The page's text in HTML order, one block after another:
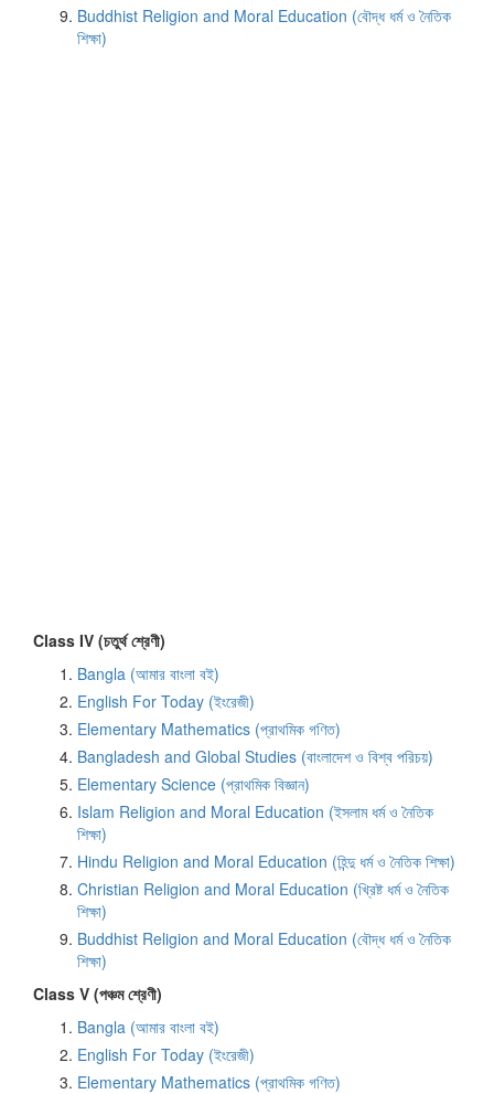
Buddhist Religion and Moral Education (বৌদ্ধ ধর্ম ও নৈতিক
শিক্ষা)
Class IV (চতুর্থ শ্রেণী)
Bangla (আমার বাংলা বই)
English For Today (ইংরেজী)
Elementary Mathematics (প্রাথমিক গণিত)
Bangladesh and Global Studies (বাংলাদেশ ও বিশ্ব পরিচয়)
Elementary Science (প্রাথমিক বিজ্ঞান)
Islam Religion and Moral Education (ইসলাম ধর্ম ও নৈতিক
শিক্ষা)
Hindu Religion and Moral Education (হিন্দু ধর্ম ও নৈতিক শিক্ষা)
Christian Religion and Moral Education (খ্রিষ্ট ধর্ম ও নৈতিক
শিক্ষা)
Buddhist Religion and Moral Education (বৌদ্ধ ধর্ম ও নৈতিক
শিক্ষা)
Class V (পঞ্চম শ্রেণী)
Bangla (আমার বাংলা বই)
English For Today (ইংরেজী)
Elementary Mathematics (প্রাথমিক গণিত)